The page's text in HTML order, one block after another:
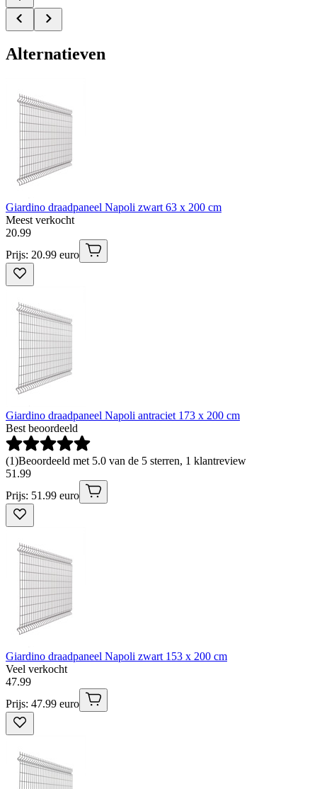
Alternatieven
Giardino draadpaneel Napoli zwart 63 x 200 cm
Meest verkocht
20.99
Prijs: 20.99 euro
Giardino draadpaneel Napoli antraciet 173 x 200 cm
Best beoordeeld
(1)Beoordeeld met 5.0 van de 5 sterren, 1 klantreview
51 .99
Prijs: 51.99 euro
Giardino draadpaneel Napoli zwart 153 x 200 cm
Veel verkocht
47.99
Prijs: 47.99 euro